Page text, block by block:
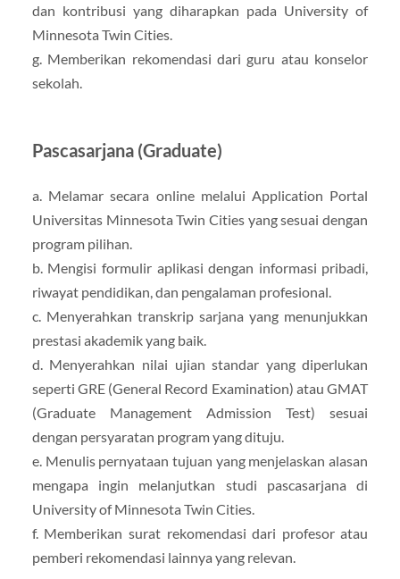
dan kontribusi yang diharapkan pada University of
Minnesota Twin Cities.
g. Memberikan rekomendasi dari guru atau konselor
sekolah.
Pascasarjana (Graduate)
a. Melamar secara online melalui Application Portal
Universitas Minnesota Twin Cities yang sesuai dengan
program pilihan.
b. Mengisi formulir aplikasi dengan informasi pribadi,
riwayat pendidikan, dan pengalaman profesional.
c. Menyerahkan transkrip sarjana yang menunjukkan
prestasi akademik yang baik.
d. Menyerahkan nilai ujian standar yang diperlukan
seperti GRE (General Record Examination) atau GMAT
(Graduate Management Admission Test) sesuai
dengan persyaratan program yang dituju.
e. Menulis pernyataan tujuan yang menjelaskan alasan
mengapa ingin melanjutkan studi pascasarjana di
University of Minnesota Twin Cities.
f. Memberikan surat rekomendasi dari profesor atau
pemberi rekomendasi lainnya yang relevan.